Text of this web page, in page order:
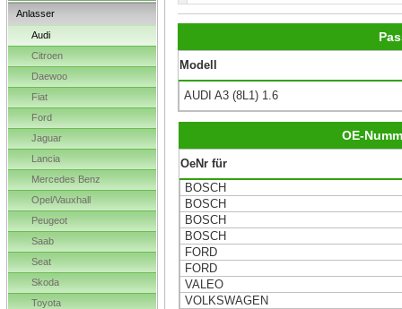
Anlasser
Audi
Citroen
Daewoo
Fiat
Ford
Jaguar
Lancia
Mercedes Benz
Opel/Vauxhall
Peugeot
Saab
Seat
Skoda
Toyota
Modell
AUDI A3 (8L1) 1.6
OE-
OeNr für
BOSCH
BOSCH
BOSCH
BOSCH
FORD
FORD
VALEO
VOLKSWAGEN